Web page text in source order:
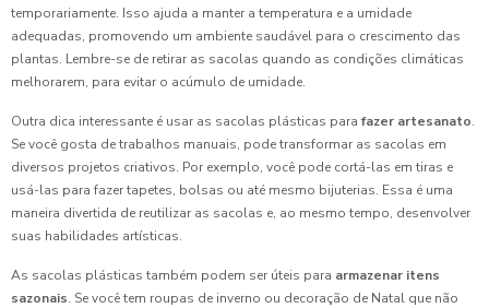
temporariamente. Isso ajuda a manter a temperatura e a umidade
adequadas, promovendo um ambiente saudável para o crescimento das
plantas. Lembre-se de retirar as sacolas quando as condições climáticas
melhorarem, para evitar o acúmulo de umidade.
Outra dica interessante é usar as sacolas plásticas para fazer artesanato.
Se você gosta de trabalhos manuais, pode transformar as sacolas em
diversos projetos criativos. Por exemplo, você pode cortá-las em tiras e
usá-las para fazer tapetes, bolsas ou até mesmo bijuterias. Essa é uma
maneira divertida de reutilizar as sacolas e, ao mesmo tempo, desenvolver
suas habilidades artísticas.
As sacolas plásticas também podem ser úteis para armazenar itens
sazonais. Se você tem roupas de inverno ou decoração de Natal que não